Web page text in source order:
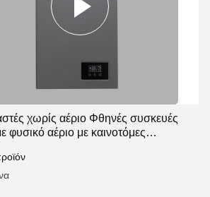
χωρίς αέριο Φθηνές συσκευές
φυσικό αέριο με καινοτόμες